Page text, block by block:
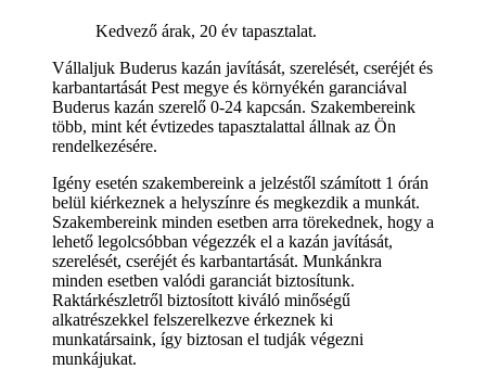
Kedvező árak, 20 év tapasztalat.
Vállaljuk Buderus kazán javítását, szerelését, cseréjét és
karbantartását Pest megye és környékén garanciával
Buderus kazán szerelő 0-24 kapcsán. Szakembereink
több, mint két évtizedes tapasztalattal állnak az Ön
rendelkezésére.
Igény esetén szakembereink a jelzéstől számított 1 órán
belül kiérkeznek a helyszínre és megkezdik a munkát.
Szakembereink minden esetben arra törekednek, hogy a
lehető legolcsóbban végezzék el a kazán javítását,
szerelését, cseréjét és karbantartását. Munkánkra
minden esetben valódi garanciát biztosítunk.
Raktárkészletről biztosított kiváló minőségű
alkatrészekkel felszerelkezve érkeznek ki
munkatársaink, így biztosan el tudják végezni
munkájukat.